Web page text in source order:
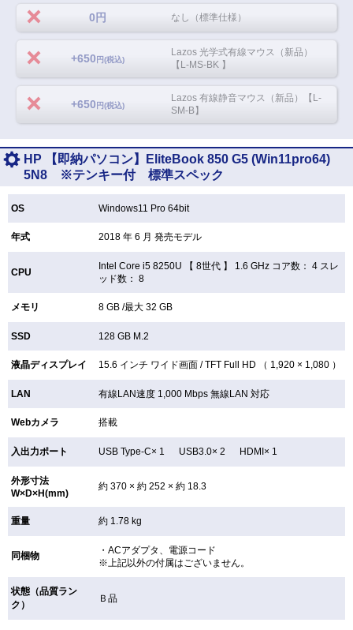
0円 なし（標準仕様）
+650 円(税込)
Lazos 光学式有線マウス（新品）
【L-MS-BK 】
+650 円(税込)
Lazos 有線静音マウス（新品）【L-
SM-B】
HP 【即納パソコン】EliteBook 850 G5 (Win11pro64)
5N8 ※テンキー付 標準スペック
OS Windows11 Pro 64bit
年式 2018 年 6 月 発売モデル
CPU
Intel Core i5 8250U 【8世代 】 1.6 GHz コア数： 4 スレ
ッド数： 8
メモリ 8 GB /最大 32 GB
SSD 128 GB M.2
液晶ディスプレイ 15.6 インチ ワイド画面 /TFT Full HD （ 1,920 × 1,080 ）
LAN 有線LAN速度 1,000 Mbps 無線LAN対応
Webカメラ 搭載
入出力ポート USB Type-C× 1 USB3.0× 2 HDMI× 1
外形寸法
W×D×H(mm)
約 370 × 約 252 × 約 18.3
重量 約 1.78 kg
同梱物
・ACアダプタ、電源コード
※上記以外の付属はございません。
状態（品質ラン
ク）
Ｂ品